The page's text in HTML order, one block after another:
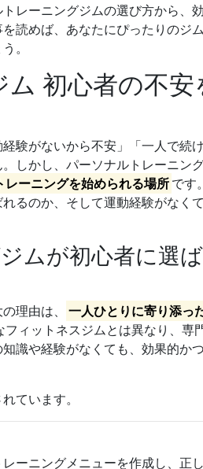
レーニングジムの選び方から、
読めば、あなたにぴったりのジ
。
初心者の不安
験がないから不安」「一人で続
しかし、パーソナルトレーニン
ーニングを始められる場所 です
るのか、そして運動経験がなく
ムが初心者に選
理由は、
一人ひとりに寄り添っ
ィットネスジムとは異なり、専
識や経験がなくても、効果的か
ています。
ーニングメニューを作成し、正